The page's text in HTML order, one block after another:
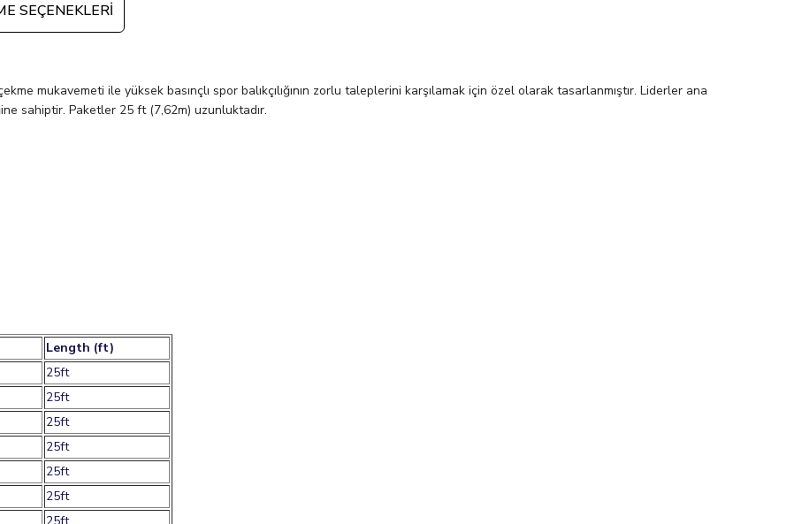
SEÇENEKLERI
mukavemeti ile yüksek basınçlı spor balıkçılığının zorlu taleplerini karşılamak için özel olarak tasarlanmıştır. Liderler ana
sahiptir. Paketler 25 ft (7,62m) uzunluktadır.
Length (ft)
25ft
25ft
25ft
25ft
25ft
25ft